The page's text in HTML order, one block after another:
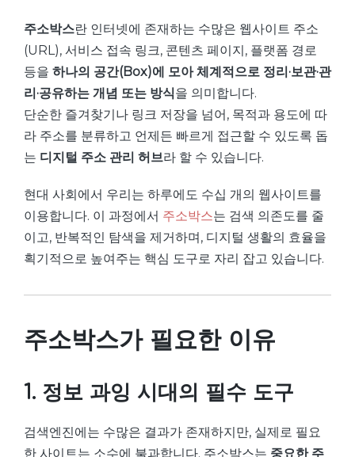
주소박스란 인터넷에 존재하는 수많은 웹사이트 주소
(URL), 서비스 접속 링크, 콘텐츠 페이지, 플랫폼 경로
등을 하나의 공간(Box)에 모아 체계적으로 정리·보관·관
리·공유하는 개념 또는 방식을 의미합니다.
단순한 즐겨찾기나 링크 저장을 넘어, 목적과 용도에 따
라 주소를 분류하고 언제든 빠르게 접근할 수 있도록 돕
는 디지털 주소 관리 허브라 할 수 있습니다.
현대 사회에서 우리는 하루에도 수십 개의 웹사이트를
이용합니다. 이 과정에서 주소박스는 검색 의존도를 줄
이고, 반복적인 탐색을 제거하며, 디지털 생활의 효율을
획기적으로 높여주는 핵심 도구로 자리 잡고 있습니다.
주소박스가 필요한 이유
1. 정보 과잉 시대의 필수 도구
검색엔진에는 수많은 결과가 존재하지만, 실제로 필요
한 사이트는 소수에 불과합니다. 주소박스는 중요한 주